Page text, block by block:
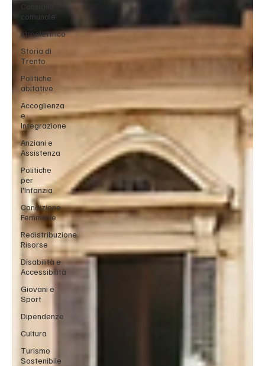
Consiglio
comunale
Idroelettrico
Storia di
Trento
Politiche
abitative
Accoglienza
e
Integrazione
Anziani e
Assistenza
Politiche
per
l'Infanzia
Condizione
Femminile
Redistribuzione
Risorse
Disabilità e
Accessibilità
Giovani e
Sport
Dipendenze
Cultura
Turismo
Sostenibile